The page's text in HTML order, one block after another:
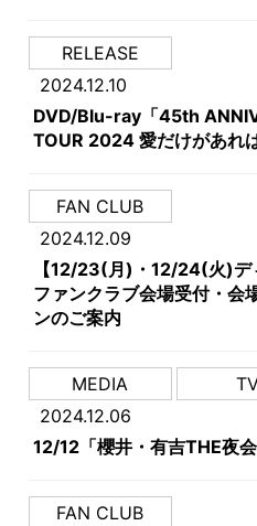
RELEASE
2024.12.10
DVD/Blu-ray「45th
TOUR 2024 愛だけがあれ
FAN CLUB
2024.12.09
【12/23(月)・12/24(火)デ
ファンクラブ会場受付・会
ンのご案内
MEDIA
2024.12.06
12/12「櫻井・有吉THE夜
FAN CLUB